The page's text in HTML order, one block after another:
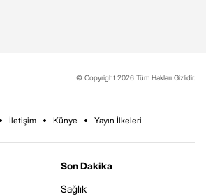
© Copyright 2026 Tüm Hakları Gizlidir.
İletişim Künye Yayın İlkeleri
Son Dakika
Sağlık